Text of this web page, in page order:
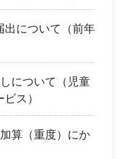
出について（前年
について（児童
ス）
算（重度）にか